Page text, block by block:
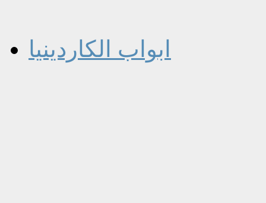
ابواب الكاردينيا